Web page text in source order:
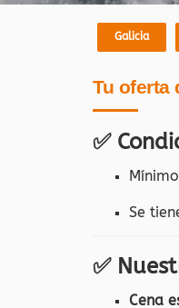
Galicia
Tu oferta
✅
Mínimo
Se
✅
Cena